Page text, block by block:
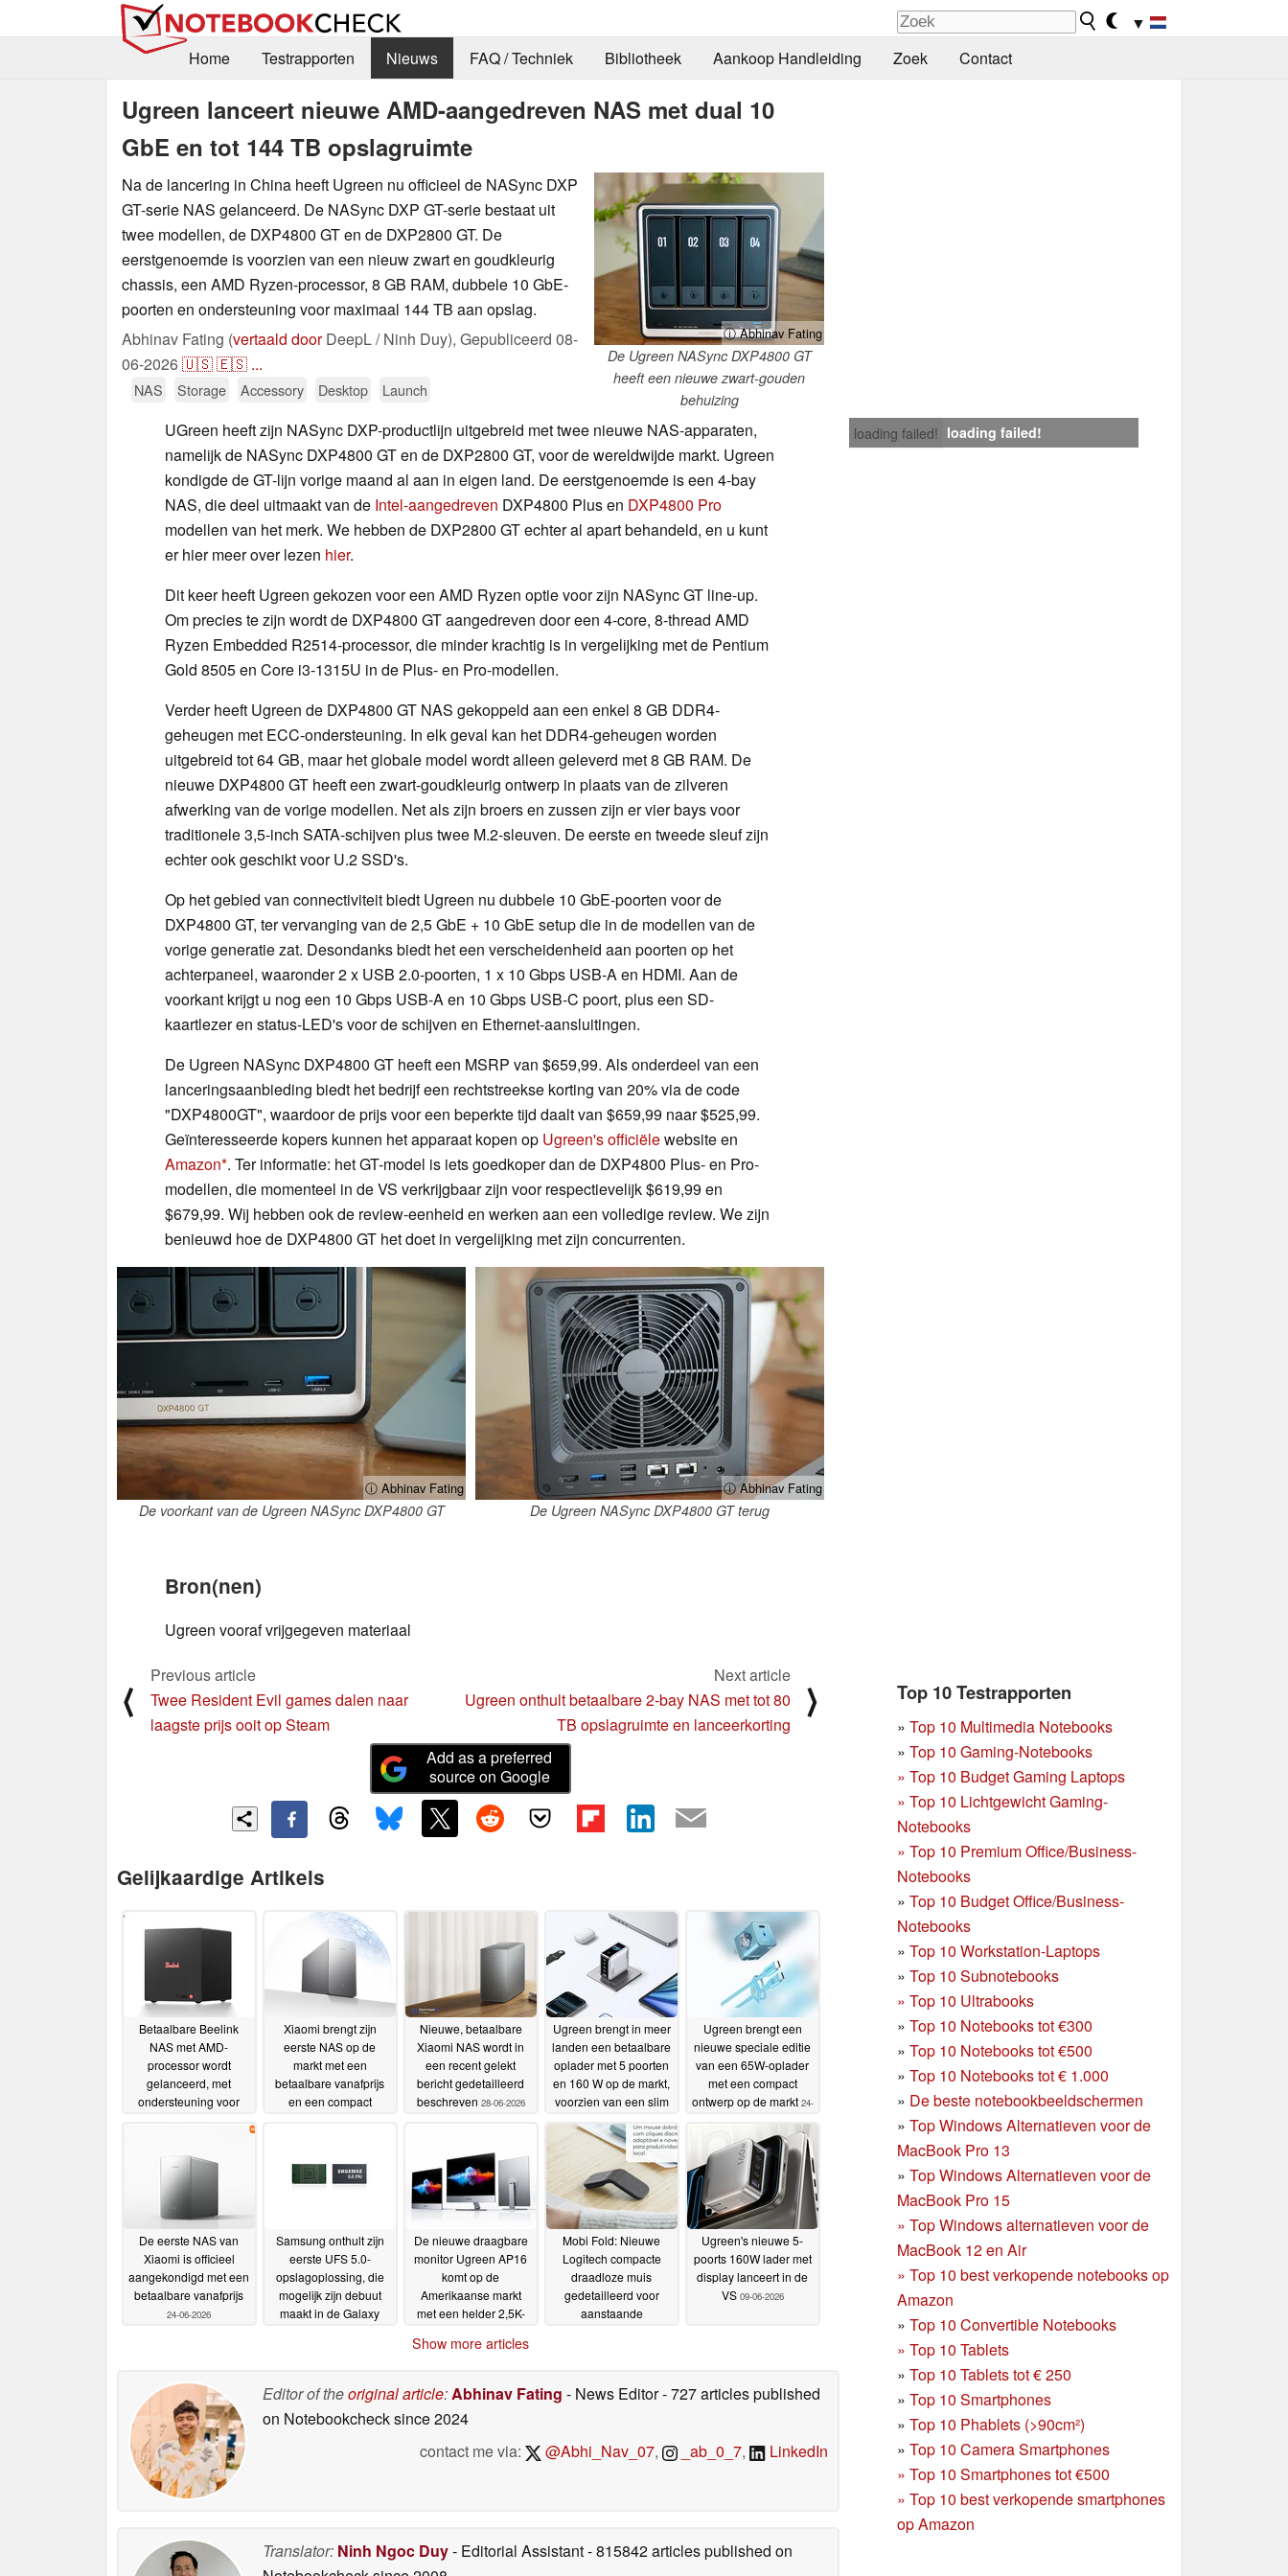
▼
Home
Testrapporten Nieuws FAQ / Techniek Bibliotheek Aankoop Handleiding Zoek Contact
Ugreen lanceert nieuwe AMD-aangedreven NAS met dual 10
GbE en tot 144 TB opslagruimte
ⓘ Abhinav Fating
De Ugreen NASync DXP4800 GT
heeft een nieuwe zwart-gouden
behuizing
Na de lancering in China heeft Ugreen nu officieel de NASync DXP
GT-serie NAS gelanceerd. De NASync DXP GT-serie bestaat uit
twee modellen, de DXP4800 GT en de DXP2800 GT. De
eerstgenoemde is voorzien van een nieuw zwart en goudkleurig
chassis, een AMD Ryzen-processor, 8 GB RAM, dubbele 10 GbE-
poorten en ondersteuning voor maximaal 144 TB aan opslag.
Abhinav Fating (vertaald doorDeepL / Ninh Duy), Gepubliceerd 08-
06-2026🇺🇸🇪🇸 ...
NAS Storage Accessory Desktop Launch
loading failed! loading failed!
UGreen heeft zijn NASync DXP-productlijn uitgebreid met twee nieuwe NAS-apparaten,
namelijk de NASync DXP4800 GT en de DXP2800 GT, voor de wereldwijde markt. Ugreen
kondigde de GT-lijn vorige maand al aan in eigen land. De eerstgenoemde is een 4-bay
NAS, die deel uitmaakt van de Intel-aangedreven DXP4800 Plus en DXP4800 Pro
modellen van het merk. We hebben de DXP2800 GT echter al apart behandeld, en u kunt
er hier meer over lezen hier.
Dit keer heeft Ugreen gekozen voor een AMD Ryzen optie voor zijn NASync GT line-up.
Om precies te zijn wordt de DXP4800 GT aangedreven door een 4-core, 8-thread AMD
Ryzen Embedded R2514-processor, die minder krachtig is in vergelijking met de Pentium
Gold 8505 en Core i3-1315U in de Plus- en Pro-modellen.
Verder heeft Ugreen de DXP4800 GT NAS gekoppeld aan een enkel 8 GB DDR4-
geheugen met ECC-ondersteuning. In elk geval kan het DDR4-geheugen worden
uitgebreid tot 64 GB, maar het globale model wordt alleen geleverd met 8 GB RAM. De
nieuwe DXP4800 GT heeft een zwart-goudkleurig ontwerp in plaats van de zilveren
afwerking van de vorige modellen. Net als zijn broers en zussen zijn er vier bays voor
traditionele 3,5-inch SATA-schijven plus twee M.2-sleuven. De eerste en tweede sleuf zijn
echter ook geschikt voor U.2 SSD's.
Op het gebied van connectiviteit biedt Ugreen nu dubbele 10 GbE-poorten voor de
DXP4800 GT, ter vervanging van de 2,5 GbE + 10 GbE setup die in de modellen van de
vorige generatie zat. Desondanks biedt het een verscheidenheid aan poorten op het
achterpaneel, waaronder 2 x USB 2.0-poorten, 1 x 10 Gbps USB-A en HDMI. Aan de
voorkant krijgt u nog een 10 Gbps USB-A en 10 Gbps USB-C poort, plus een SD-
kaartlezer en status-LED's voor de schijven en Ethernet-aansluitingen.
De Ugreen NASync DXP4800 GT heeft een MSRP van $659,99. Als onderdeel van een
lanceringsaanbieding biedt het bedrijf een rechtstreekse korting van 20% via de code
"DXP4800GT", waardoor de prijs voor een beperkte tijd daalt van $659,99 naar $525,99.
Geïnteresseerde kopers kunnen het apparaat kopen op Ugreen's officiëlewebsite en
Amazon . Ter informatie: het GT-model is iets goedkoper dan de DXP4800 Plus- en Pro-
modellen, die momenteel in de VS verkrijgbaar zijn voor respectievelijk $619,99 en
$679,99. Wij hebben ook de review-eenheid en werken aan een volledige review. We zijn
benieuwd hoe de DXP4800 GT het doet in vergelijking met zijn concurrenten.
ⓘ Abhinav Fating
De voorkant van de Ugreen NASync DXP4800 GT
ⓘ Abhinav Fating
De Ugreen NASync DXP4800 GT terug
Bron(nen)
Ugreen vooraf vrijgegeven materiaal
Top 10 Testrapporten
» Top 10 Multimedia Notebooks
» Top 10 Gaming-Notebooks
» Top 10 Budget Gaming Laptops
» Top 10 Lichtgewicht Gaming-
Notebooks
» Top 10 Premium Office/Business-
Notebooks
» Top 10 Budget Office/Business-
Notebooks
» Top 10 Workstation-Laptops
» Top 10 Subnotebooks
» Top 10 Ultrabooks
» Top 10 Notebooks tot €300
» Top 10 Notebooks tot €500
» Top 10 Notebooks tot € 1.000
» De beste notebookbeeldschermen
» Top Windows Alternatieven voor de
MacBook Pro 13
» Top Windows Alternatieven voor de
MacBook Pro 15
» Top Windows alternatieven voor de
MacBook 12 en Air
» Top 10 best verkopende notebooks op
Amazon
» Top 10 Convertible Notebooks
» Top 10 Tablets
» Top 10 Tablets tot € 250
» Top 10 Smartphones
» Top 10 Phablets (>90cm²)
» Top 10 Camera Smartphones
» Top 10 Smartphones tot €500
» Top 10 best verkopende smartphones
op Amazon
⟨
Previous article
Twee Resident Evil games dalen naar
laagste prijs ooit op Steam
Next article
Ugreen onthult betaalbare 2-bay NAS met tot 80
TB opslagruimte en lanceerkorting
⟩
Add as a preferred
source on Google
Gelijkaardige Artikels
Betaalbare Beelink
NAS met AMD-
processor wordt
gelanceerd, met
ondersteuning voor
Xiaomi brengt zijn
eerste NAS op de
markt met een
betaalbare vanafprijs
en een compact
Nieuwe, betaalbare
Xiaomi NAS wordt in
een recent gelekt
bericht gedetailleerd
beschreven 28-06-2026
Ugreen brengt in meer
landen een betaalbare
oplader met 5 poorten
en 160 W op de markt,
voorzien van een slim
26-06-2026
Ugreen brengt een
nieuwe speciale editie
van een 65W-oplader
met een compact
ontwerp op de markt 24-
De eerste NAS van
Xiaomi is officieel
aangekondigd met een
betaalbare vanafprijs
24-06-2026
Samsung onthult zijn
eerste UFS 5.0-
opslagoplossing, die
mogelijk zijn debuut
maakt in de Galaxy
De nieuwe draagbare
monitor Ugreen AP16
komt op de
Amerikaanse markt
met een helder 2,5K-
een magnetische
Mobi Fold: Nieuwe
Logitech compacte
draadloze muis
gedetailleerd voor
aanstaande
Ugreen's nieuwe 5-
poorts 160W lader met
display lanceert in de
VS 09-06-2026
Show more articles
Editor of theoriginal article:Abhinav Fating - News Editor- 727 articles published
on Notebookchecksince 2024
contact me via:
@Abhi_Nav_07, _ab_0_7, LinkedIn
Translator: Ninh Ngoc Duy- Editorial Assistant- 815842 articles published on